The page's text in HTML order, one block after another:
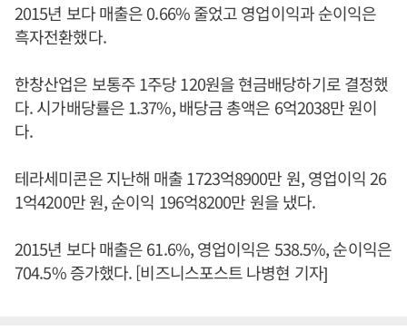
2015년 보다 매출은 0.66% 줄었고 영업이익과 순이익은
흑자전환했다.
한창산업은 보통주 1주당 120원을 현금배당하기로 결정했
다. 시가배당률은 1.37%, 배당금 총액은 6억2038만 원이
다.
테라세미콘은 지난해 매출 1723억8900만 원, 영업이익 26
1억4200만 원, 순이익 196억8200만 원을 냈다.
2015년 보다 매출은 61.6%, 영업이익은 538.5%, 순이익은
704.5% 증가했다. [비즈니스포스트 나병현 기자]